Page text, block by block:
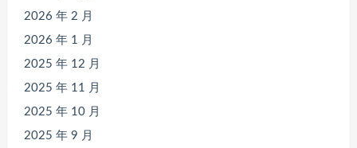
2026 年 2 月
2026 年 1 月
2025 年 12 月
2025 年 11 月
2025 年 10 月
2025 年 9 月